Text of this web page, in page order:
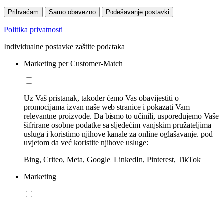
Prihvaćam Samo obavezno Podešavanje postavki
Politika privatnosti
Individualne postavke zaštite podataka
Marketing per Customer-Match
Uz Vaš pristanak, također ćemo Vas obavijestiti o
promocijama izvan naše web stranice i pokazati Vam
relevantne proizvode. Da bismo to učinili, uspoređujemo Vaše
šifrirane osobne podatke sa sljedećim vanjskim pružateljima
usluga i koristimo njihove kanale za online oglašavanje, pod
uvjetom da već koristite njihove usluge:
Bing, Criteo, Meta, Google, LinkedIn, Pinterest, TikTok
Marketing